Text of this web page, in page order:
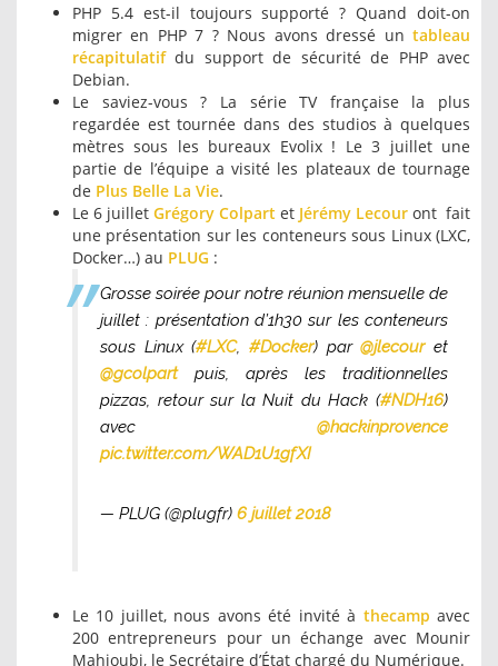
PHP 5.4 est-il toujours supporté ? Quand doit-on
migrer en PHP 7 ? Nous avons dressé un tableau
récapitulatifdu support de sécurité de PHP avec
Debian.
Le saviez-vous ? La série TV française la plus
regardée est tournée dans des studios à quelques
mètres sous les bureaux Evolix ! Le 3 juillet une
partie de l’équipe a visité les plateaux de tournage
de Plus Belle La Vie.
Le 6 juillet Grégory Colpart et Jérémy Lecour ont fait
une présentation sur les conteneurs sous Linux (LXC,
Docker…) au PLUG :
Grosse soirée pour notre réunion mensuelle de
juillet : présentation d’1h30 sur les conteneurs
sous Linux (#LXC,#Docker) par@jlecouret
@gcolpartpuis, après les traditionnelles
pizzas, retour sur la Nuit du Hack (#NDH16)
avec @hackinprovence
pic.twitter.com/WAD1U1gfXI
— PLUG (@plugfr) 6 juillet 2018
Le 10 juillet, nous avons été invité à thecamp avec
200 entrepreneurs pour un échange avec Mounir
Mahjoubi, le Secrétaire d’État chargé du Numérique.